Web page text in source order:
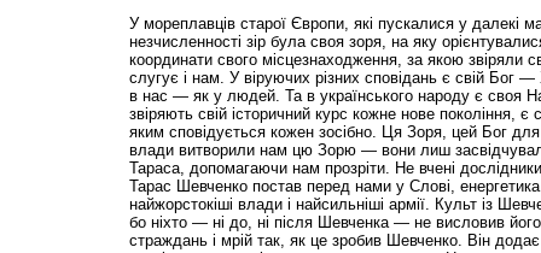
У мореплавців старої Європи, які пускалися у далекі
незчисленності зір була своя зоря, на яку
координати свого місцезнаходження, за якою звіряли
слугує і нам. У віруючих різних сповідань є свій Бог
в нас — як у людей. Та в українського народу є своя
звіряють свій історичний курс кожне нове покоління, є
яким сповідується кожен зосібно. Ця Зоря, цей Бог
влади витворили нам цю Зорю — вони лиш
Тараса, допомагаючи нам прозріти. Не вчені
Тарас Шевченко постав перед нами у Слові,
найжорстокіші влади і найсильніші армії. Культ із
бо ніхто — ні до, ні після Шевченка — не висловив
страждань і мрій так, як це зробив Шевченко. Він